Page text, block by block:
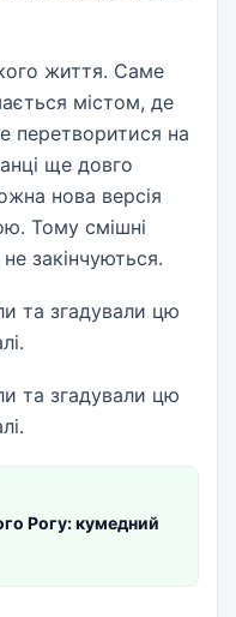
життя. Саме
містом, де
перетворитися на
ще довго
нова версія
Тому смішні
закінчуються.
та згадували цю
та згадували цю
Рогу: кумедний